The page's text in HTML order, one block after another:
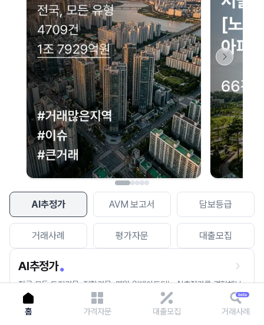
AI추정가 AVM 보고서 담보등급
거래사례 평가자문 대출모집
AI추정가
전국 모든 토지건물, 집합건물, 매월 업데이트되는 AI추정가를 경험해보
세요.
네이버 지도 연결 안내
현재 네이버 지도 연결이 원활하지 않아 지도를 불러올 수 없습니다.
이용에 불편을 드려 죄송합니다.
다시 시도
홈 가격자문 대출모집 거래사례